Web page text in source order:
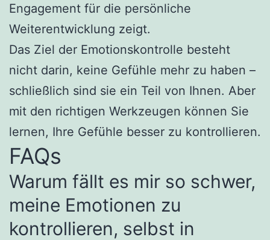
Engagement für die persönliche
Weiterentwicklung zeigt.
Das Ziel der Emotionskontrolle besteht
nicht darin, keine Gefühle mehr zu haben –
schließlich sind sie ein Teil von Ihnen. Aber
mit den richtigen Werkzeugen können Sie
lernen, Ihre Gefühle besser zu kontrollieren.
FAQs
Warum fällt es mir so schwer,
meine Emotionen zu
kontrollieren, selbst in